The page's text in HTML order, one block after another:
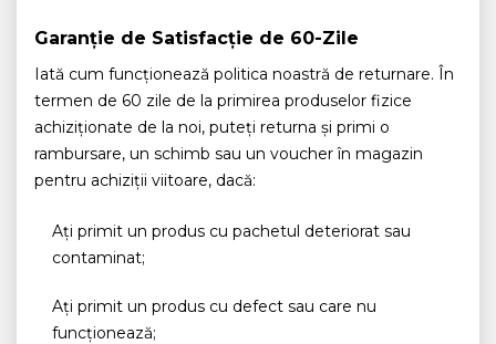
Garanție de Satisfacție de 60-Zile
Iată cum funcționează politica noastră de returnare. În
termen de 60 zile de la primirea produselor fizice
achiziționate de la noi, puteți returna și primi o
rambursare, un schimb sau un voucher în magazin
pentru achiziții viitoare, dacă:
Ați primit un produs cu pachetul deteriorat sau
contaminat;
Ați primit un produs cu defect sau care nu
funcționează;